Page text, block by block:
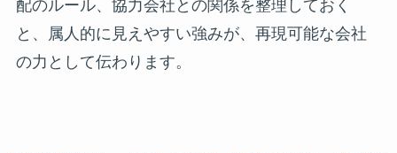
配のルール、協力会社との関係を整理しておく
と、属人的に見えやすい強みが、再現可能な会社
の力として伝わります。